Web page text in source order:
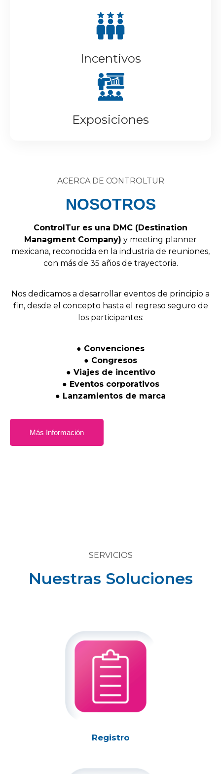
Incentivos
Exposiciones
ACERCA DE CONTROLTUR
NOSOTROS
ControlTur es una DMC (Destination
Managment Company) y meeting planner
mexicana, reconocida en la industria de reuniones,
con más de 35 años de trayectoria.
Nos dedicamos a desarrollar eventos de principio a
fin, desde el concepto hasta el regreso seguro de
los participantes:
● Convenciones
● Congresos
● Viajes de incentivo
● Eventos corporativos
● Lanzamientos de marca
Más Información
SERVICIOS
Nuestras Soluciones
Registro